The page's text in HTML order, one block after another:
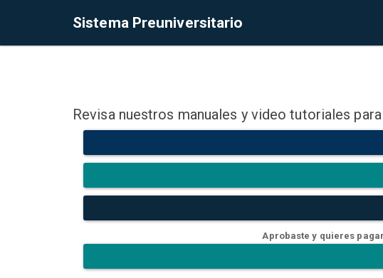
Sistema Preuniversitario
Revisa nuestros manuales y video tutoriales
Aprobaste y quieres